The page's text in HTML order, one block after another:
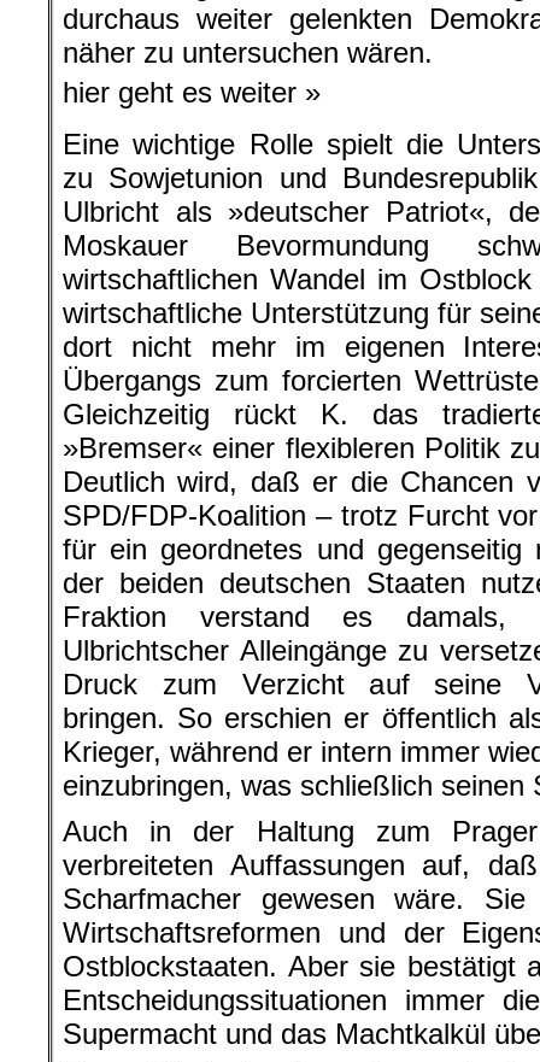
durchaus weiter gelenkten
näher zu untersuchen wären.
hier geht es weiter »
Eine wichtige Rolle spielt die
zu Sowjetunion und
Ulbricht als »deutscher Patriot«,
Moskauer Bevormundung
wirtschaftlichen Wandel im
wirtschaftliche Unterstützung für
dort nicht mehr im eigenen
Übergangs zum forcierten
Gleichzeitig rückt K. das
»Bremser« einer flexibleren Politik
Deutlich wird, daß er die Chancen
SPD/FDP-Koalition – trotz Furcht
für ein geordnetes und gegenseitig
der beiden deutschen Staaten
Fraktion verstand es
Ulbrichtscher Alleingänge zu
Druck zum Verzicht auf seine
bringen. So erschien er öffentlich
Krieger, während er intern immer
einzubringen, was schließlich seinen
Auch in der Haltung zum
verbreiteten Auffassungen auf,
Scharfmacher gewesen wäre.
Wirtschaftsreformen und der
Ostblockstaaten. Aber sie bestätigt
Entscheidungssituationen immer
Supermacht und das Machtkalkül